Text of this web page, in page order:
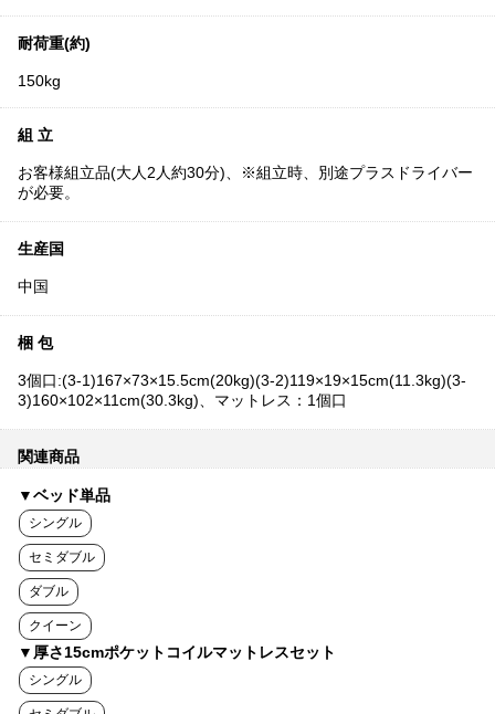
耐荷重(約)
150kg
組 立
お客様組立品(大人2人約30分)、※組立時、別途プラスドライバー
が必要。
生産国
中国
梱 包
3個口:(3-1)167×73×15.5cm(20kg)(3-2)119×19×15cm(11.3kg)(3-
3)160×102×11cm(30.3kg)、マットレス：1個口
関連商品
▼ベッド単品
シングル
セミダブル
ダブル
クイーン
▼厚さ15cmポケットコイルマットレスセット
シングル